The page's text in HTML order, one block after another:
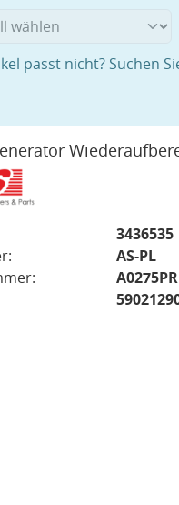
passt nicht? Suchen
3436535
AS-PL
A0275PR